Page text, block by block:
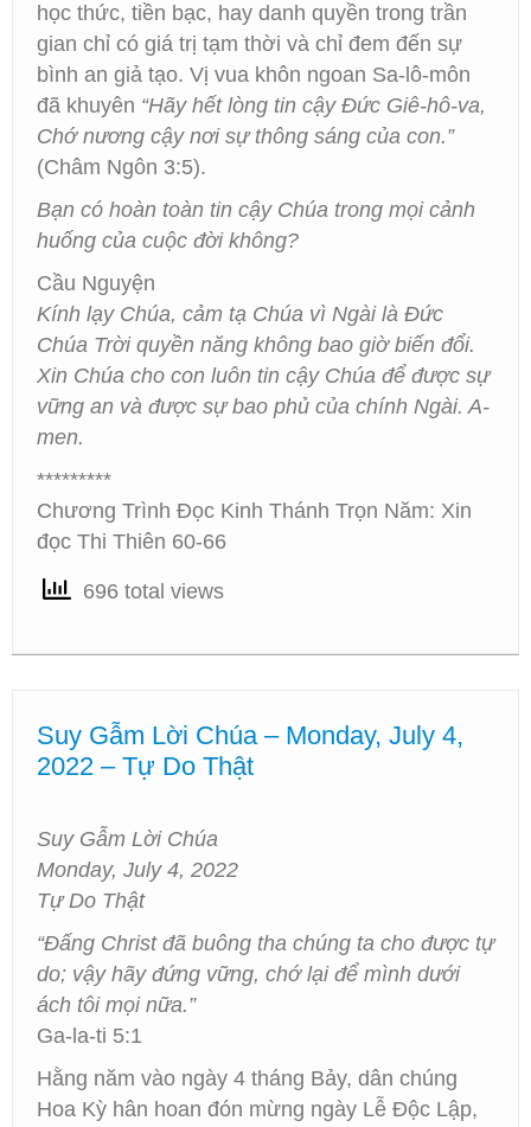
học thức, tiền bạc, hay danh quyền trong trần
gian chỉ có giá trị tạm thời và chỉ đem đến sự
bình an giả tạo. Vị vua khôn ngoan Sa-lô-môn
đã khuyên “Hãy hết lòng tin cậy Đức Giê-hô-va,
Chớ nương cậy nơi sự thông sáng của con.”
(Châm Ngôn 3:5).
Bạn có hoàn toàn tin cậy Chúa trong mọi cảnh
huống của cuộc đời không?
Cầu Nguyện
Kính lạy Chúa, cảm tạ Chúa vì Ngài là Đức
Chúa Trời quyền năng không bao giờ biến đổi.
Xin Chúa cho con luôn tin cậy Chúa để được sự
vững an và được sự bao phủ của chính Ngài. A-
men.
*********
Chương Trình Đọc Kinh Thánh Trọn Năm: Xin
đọc Thi Thiên 60-66
696 total views
Suy Gẫm Lời Chúa – Monday, July 4,
2022 – Tự Do Thật
Suy Gẫm Lời Chúa
Monday, July 4, 2022
Tự Do Thật
“Đấng Christ đã buông tha chúng ta cho được tự
do; vậy hãy đứng vững, chớ lại để mình dưới
ách tôi mọi nữa.”
Ga-la-ti 5:1
Hằng năm vào ngày 4 tháng Bảy, dân chúng
Hoa Kỳ hân hoan đón mừng ngày Lễ Ðộc Lập,